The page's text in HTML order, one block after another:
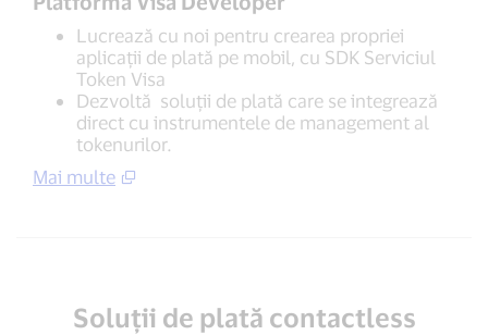
Lucrează cu noi pentru crearea propriei
aplicații de plată pe mobil, cu SDK Serviciul
Token Visa
Dezvoltă soluții de plată care se integrează
direct cu instrumentele de management al
tokenurilor.
Mai multe
Soluții de plată contactless